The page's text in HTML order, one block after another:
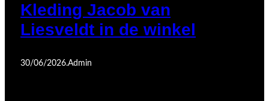
Kleding Jacob van
Liesveldt in de winkel
30/06/2026.Admin